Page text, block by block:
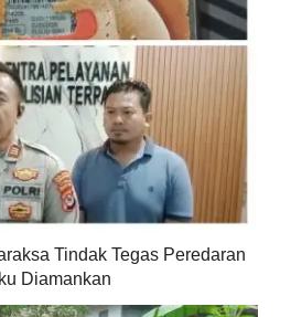
Tindak Tegas Peredaran
Diamankan